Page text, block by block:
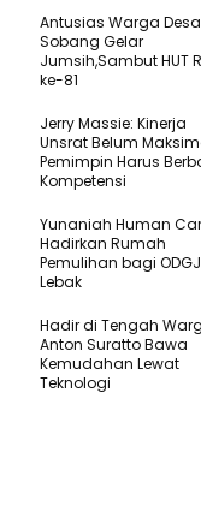
Antusias Warga Desa
Sobang Gelar
Jumsih,Sambut HUT
ke-81
Jerry Massie: Kinerja
Unsrat Belum
Pemimpin Harus
Kompetensi
Yunaniah Human
Hadirkan Rumah
Pemulihan bagi
Lebak
Hadir di Tengah
Anton Suratto Bawa
Kemudahan Lewat
Teknologi ​